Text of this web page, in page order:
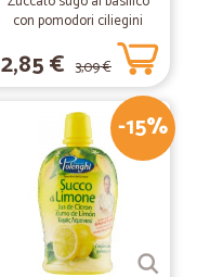
con pomodori ciliegini
interi freschi gr.370
2,85 € 3,09 €
-15%